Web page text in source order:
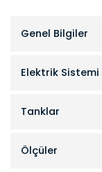
Genel Bilgiler
Elektrik Sistemi
Tanklar
Ölçüler